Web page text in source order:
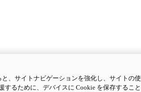
、サイトナビゲーションを強化し、サイトの使
るために、デバイスに Cookie を保存すること